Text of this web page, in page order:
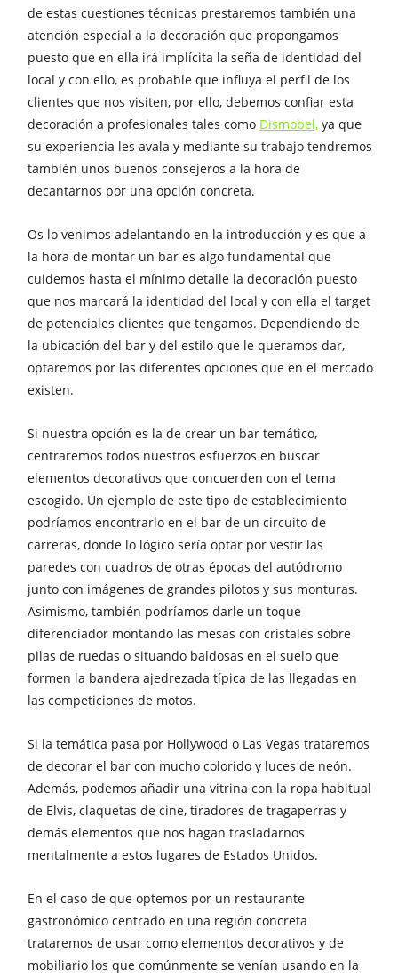
de estas cuestiones técnicas prestaremos también una
atención especial a la decoración que propongamos
puesto que en ella irá implícita la seña de identidad del
local y con ello, es probable que influya el perfil de los
clientes que nos visiten, por ello, debemos confiar esta
decoración a profesionales tales como Dismobel, ya que
su experiencia les avala y mediante su trabajo tendremos
también unos buenos consejeros a la hora de
decantarnos por una opción concreta.
Os lo venimos adelantando en la introducción y es que a
la hora de montar un bar es algo fundamental que
cuidemos hasta el mínimo detalle la decoración puesto
que nos marcará la identidad del local y con ella el target
de potenciales clientes que tengamos. Dependiendo de
la ubicación del bar y del estilo que le queramos dar,
optaremos por las diferentes opciones que en el mercado
existen.
Si nuestra opción es la de crear un bar temático,
centraremos todos nuestros esfuerzos en buscar
elementos decorativos que concuerden con el tema
escogido. Un ejemplo de este tipo de establecimiento
podríamos encontrarlo en el bar de un circuito de
carreras, donde lo lógico sería optar por vestir las
paredes con cuadros de otras épocas del autódromo
junto con imágenes de grandes pilotos y sus monturas.
Asimismo, también podríamos darle un toque
diferenciador montando las mesas con cristales sobre
pilas de ruedas o situando baldosas en el suelo que
formen la bandera ajedrezada típica de las llegadas en
las competiciones de motos.
Si la temática pasa por Hollywood o Las Vegas trataremos
de decorar el bar con mucho colorido y luces de neón.
Además, podemos añadir una vitrina con la ropa habitual
de Elvis, claquetas de cine, tiradores de tragaperras y
demás elementos que nos hagan trasladarnos
mentalmente a estos lugares de Estados Unidos.
En el caso de que optemos por un restaurante
gastronómico centrado en una región concreta
trataremos de usar como elementos decorativos y de
mobiliario los que comúnmente se venían usando en la